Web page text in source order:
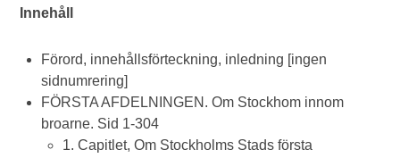
Innehåll
Förord, innehållsförteckning, inledning [ingen
sidnumrering]
FÖRSTA AFDELNINGEN. Om Stockhom innom
broarne. Sid 1-304
1. Capitlet, Om Stockholms Stads första